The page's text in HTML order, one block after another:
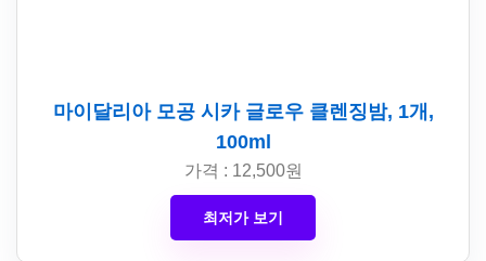
마이달리아 모공 시카 글로우 클렌징밤, 1개,
100ml
가격 : 12,500원
최저가 보기